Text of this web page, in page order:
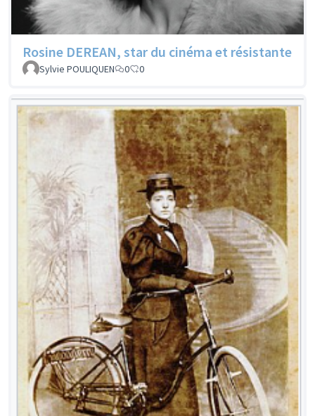
Rosine DEREAN, star du cinéma et résistante
Sylvie POULIQUEN 0 0